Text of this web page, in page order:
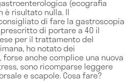
(ecografia
è risultato nulla. Il
di fare la gastroscopia
di portare a 40 il
per il trattamento del
ho notato dei
anche complice una nuova
sono ricomparse leggere
e scapole. Cosa fare?